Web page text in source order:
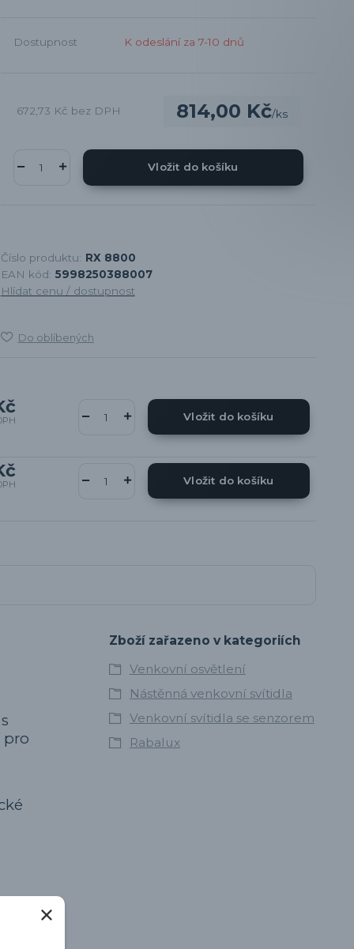
Dostupnost K odeslání za 7-10 dnů
814,00 Kč/ks
672,73 Kč bez DPH
Vložit do košíku
Číslo produktu: RX 8800
EAN kód: 5998250388007
Hlídat cenu / dostupnost
Do oblíbených
Vložit do košíku
Vložit do košíku
pro
Zboží zařazeno v kategoriích
Venkovní osvětlení
Nástěnná venkovní svítidla
Venkovní svítidla se senzorem
Rabalux